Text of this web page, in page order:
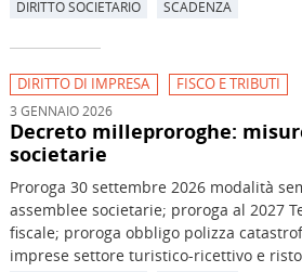
DIRITTO SOCIETARIO SCADENZA
DIRITTO DI IMPRESA FISCO E TRIBUTI
3 GENNAIO 2026
Decreto milleproroghe:
societarie
Proroga 30 settembre 2026 modalità
assemblee societarie; proroga al 2027
fiscale; proroga obbligo polizza
imprese settore turistico-ricettivo e